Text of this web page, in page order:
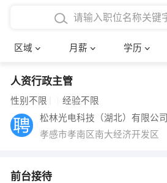
区域 月薪 学历
4000-5000元
8000-12000元
12000-20000元
博士
文员
财务会计
网络IT
确定
人资行政主管
性别不限 经验不限
松林光电科技（湖北）有限公司
孝感市孝南区南大经济开发区
前台接待